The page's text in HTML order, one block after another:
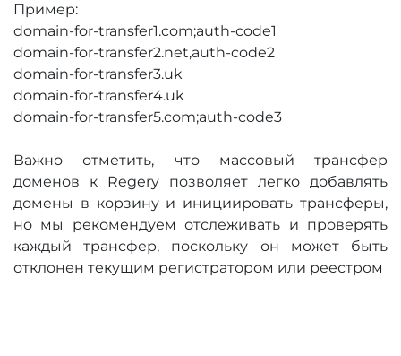
Пример:
domain-for-transfer1.com;auth-code1
domain-for-transfer2.net,auth-code2
domain-for-transfer3.uk
domain-for-transfer4.uk
domain-for-transfer5.com;auth-code3
Важно отметить, что массовый трансфер
доменов к Regery позволяет легко добавлять
домены в корзину и инициировать трансферы,
но мы рекомендуем отслеживать и проверять
каждый трансфер, поскольку он может быть
отклонен текущим регистратором или реестром